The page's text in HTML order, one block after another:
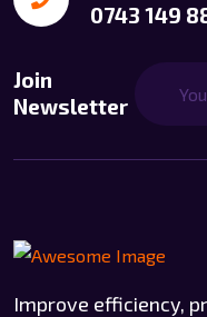
0743 149
Join
Newsletter
Improve efficiency,